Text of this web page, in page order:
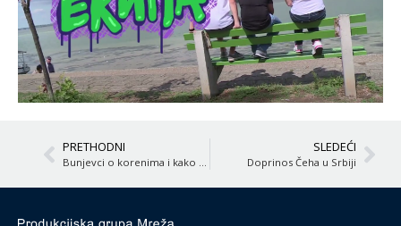
PRETHODNI
Bunjevci o korenima i kako je Srbija njihova matična država
SLEDEĆI
Doprinos Čeha u Srbiji